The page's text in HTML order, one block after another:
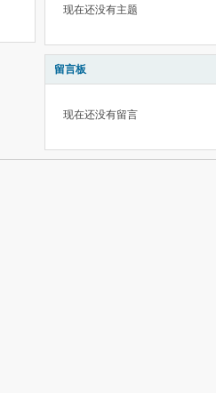
现在还没有主题
留言板
现在还没有留言